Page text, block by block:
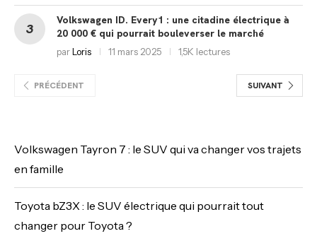
Volkswagen ID. Every1 : une citadine électrique à
20 000 € qui pourrait bouleverser le marché
parLoris 11 mars 2025 1,5K lectures
PRÉCÉDENT SUIVANT
Volkswagen Tayron 7 : le SUV qui va changer vos trajets
en famille
Toyota bZ3X : le SUV électrique qui pourrait tout
changer pour Toyota ?